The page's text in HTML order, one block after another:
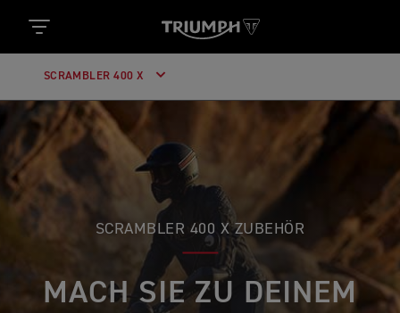
SCRAMBLER 400 X
SCRAMBLER 400 X ZUBEHÖR
MACH SIE ZU DEINEM